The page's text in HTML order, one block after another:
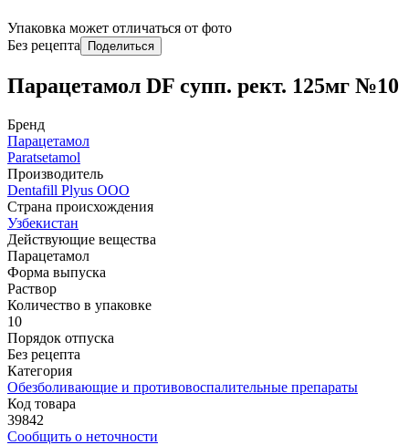
Упаковка может отличаться от фото
Без рецепта
Поделиться
Парацетамол DF супп. рект. 125мг №10
Бренд
Парацетамол
Paratsetamol
Производитель
Dentafill Plyus OOO
Страна происхождения
Узбекистан
Действующие вещества
Парацетамол
Форма выпуска
Раствор
Количество в упаковке
10
Порядок отпуска
Без рецепта
Категория
Обезболивающие и противовоспалительные препараты
Код товара
39842
Сообщить о неточности